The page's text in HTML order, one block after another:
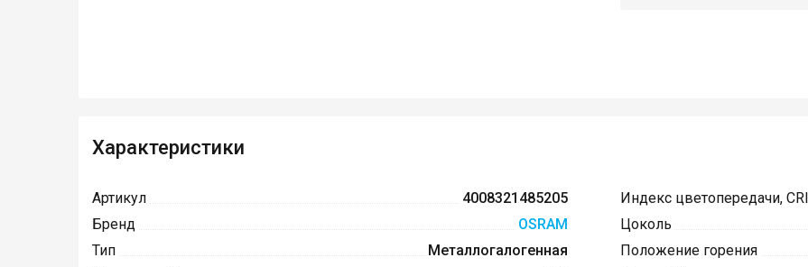
Характеристики
Артикул
4008321485205
Бренд
OSRAM
Тип
Металлогалогенная
Индекс цветопередачи, CRI
Цоколь
Положение горения